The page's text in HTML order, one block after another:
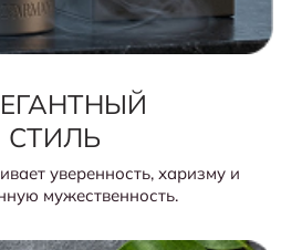
СТИЛЬ
уверенность, харизму и
мужественность.